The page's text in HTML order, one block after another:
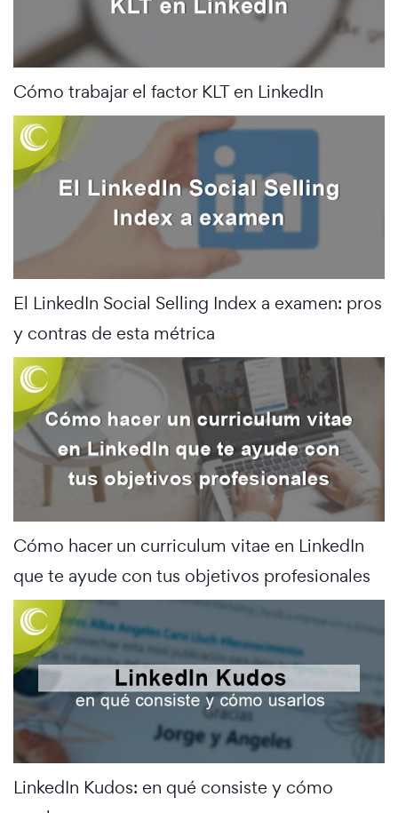
Cómo trabajar el factor KLT en LinkedIn
El LinkedIn Social Selling Index a examen: pros
y contras de esta métrica
Cómo hacer un curriculum vitae en LinkedIn
que te ayude con tus objetivos profesionales
LinkedIn Kudos: en qué consiste y cómo